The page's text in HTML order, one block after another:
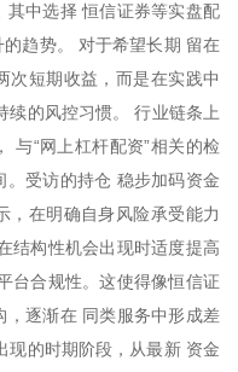
其中选择 恒信证券等实盘配
趋势。 对于希望长期 留在
次短期收益，而是在实践中
续的风控习惯。 行业链条上
与“网上杠杆配资”相关的检
受访的持仓 稳步加码资金
，在明确自身风险承受能力
结构性机会出现时适度提高
台合规性。这使得像恒信证
，逐渐在 同类服务中形成差
现的时期阶段，从最新 资金